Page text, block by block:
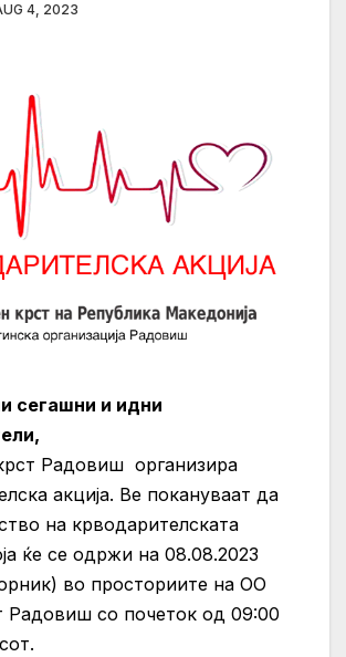
4, 2023
сегашни и идни
Радовиш организира
акција. Ве покануваат да
на крводарителската
ќе се одржи на 08.08.2023
во просториите на ОО
Радовиш со почеток од 09:00